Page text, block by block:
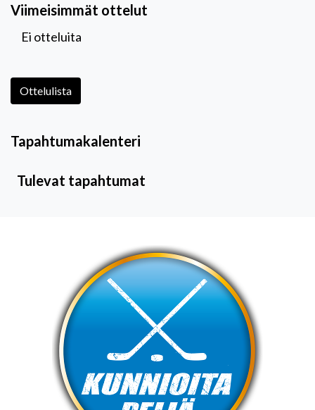
Viimeisimmät ottelut
Ei otteluita
Ottelulista
Tapahtumakalenteri
Tulevat tapahtumat